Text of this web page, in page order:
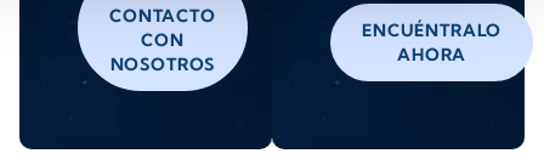
CONTACTO
CON
NOSOTROS
ENCUÉNTRALO
AHORA